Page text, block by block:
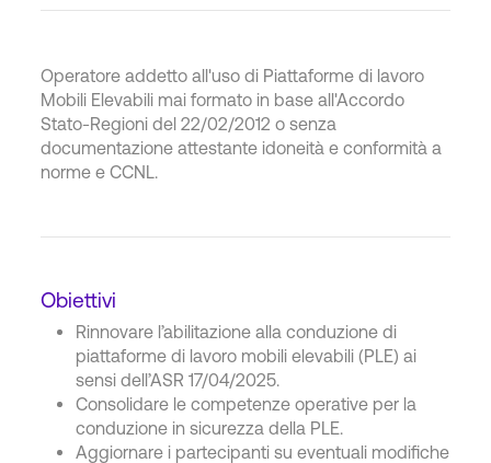
Operatore addetto all'uso di Piattaforme di lavoro
Mobili Elevabili mai formato in base all'Accordo
Stato-Regioni del 22/02/2012 o senza
documentazione attestante idoneità e conformità a
norme e CCNL.
Obiettivi
Rinnovare l’abilitazione alla conduzione di
piattaforme di lavoro mobili elevabili (PLE) ai
sensi dell’ASR 17/04/2025.
Consolidare le competenze operative per la
conduzione in sicurezza della PLE.
Aggiornare i partecipanti su eventuali modifiche